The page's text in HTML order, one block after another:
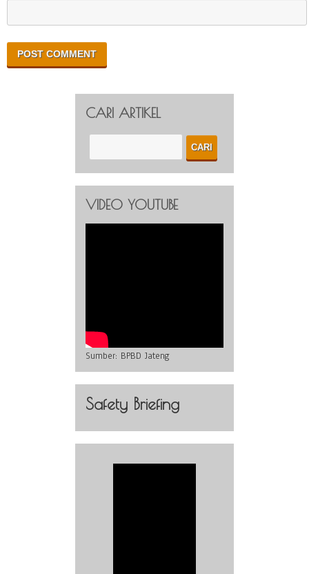
CARI ARTIKEL
VIDEO YOUTUBE
Sumber: BPBD Jateng
Safety Briefing